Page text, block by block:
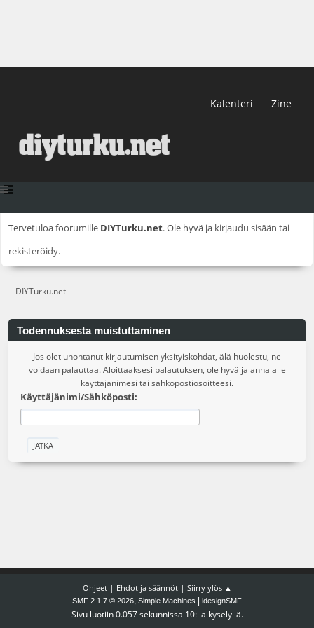
Kalenteri Zine
Tervetuloa foorumille DIYTurku.net. Ole hyvä ja kirjaudu sisään tai
rekisteröidy.
DIYTurku.net
Todennuksesta muistuttaminen
Jos olet unohtanut kirjautumisen yksityiskohdat, älä huolestu, ne
voidaan palauttaa. Aloittaaksesi palautuksen, ole hyvä ja anna alle
käyttäjänimesi tai sähköpostiosoitteesi.
Käyttäjänimi/Sähköposti:
Ohjeet| Ehdot ja säännöt| Siirry ylös ▲
SMF 2.1.7 © 2026, Simple Machines idesignSMF
Sivu luotiin 0.057 sekunnissa 10:lla kyselyllä.